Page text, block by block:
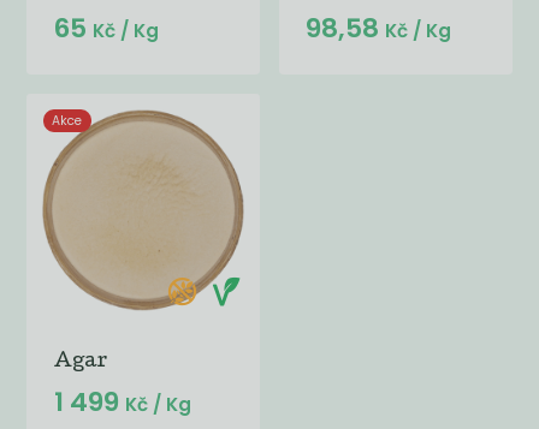
65 Kč / Kg 98,58 Kč / Kg
Akce
Agar
1 499 Kč / Kg